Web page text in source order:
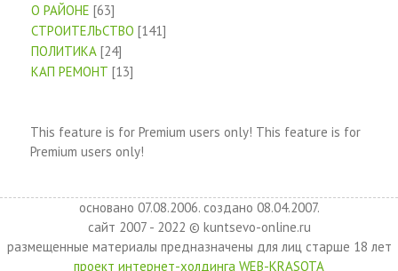
О РАЙОНЕ [63]
СТРОИТЕЛЬСТВО [141]
ПОЛИТИКА [24]
КАП РЕМОНТ [13]
This feature is for Premium users only! This feature is for
Premium users only!
основано 07.08.2006. создано 08.04.2007.
сайт 2007 - 2022 © kuntsevo-online.ru
размещенные материалы предназначены для лиц старше 18 лет
проект интернет-холдинга WEB-KRASOTA